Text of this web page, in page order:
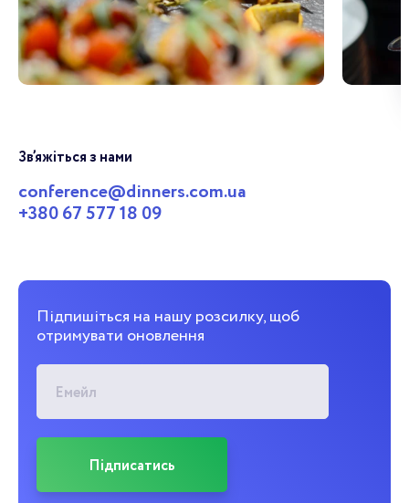
Зв’яжіться з нами
conference@dinners.com.ua
+380 67 577 18 09
Підпишіться на нашу розсилку, щоб
отримувати оновлення
Емейл
Підписатись